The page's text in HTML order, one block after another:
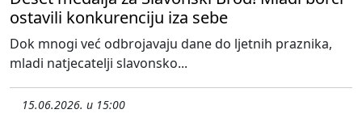
ostavili konkurenciju iza sebe
Dok mnogi već odbrojavaju dane do ljetnih praznika,
mladi natjecatelji slavonsko...
15.06.2026. u 15:00